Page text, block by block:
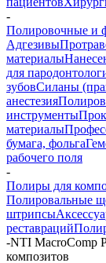
-
Полировочные и
Адгезивы
материалы
для
зубовСиланы
анестезия
инструменты
материалы
бумага, фольга
рабочего поля
-
Полиры для
Полировальные
штрипсы
реставраций
-NTI MacroComp
композитов